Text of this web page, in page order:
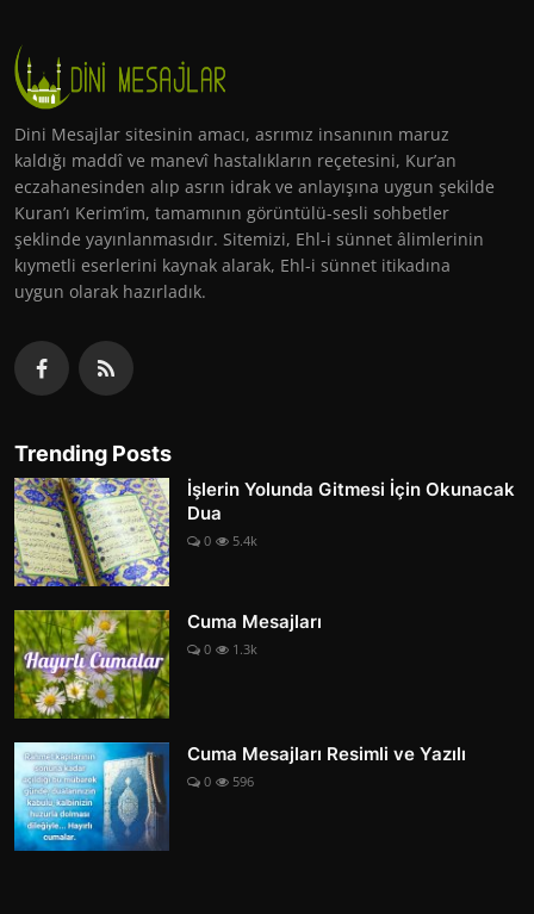
Dini Mesajlar sitesinin amacı, asrımız insanının maruz
kaldığı maddî ve manevî hastalıkların reçetesini, Kur’an
eczahanesinden alıp asrın idrak ve anlayışına uygun şekilde
Kuran’ı Kerim’im, tamamının görüntülü-sesli sohbetler
şeklinde yayınlanmasıdır. Sitemizi, Ehl-i sünnet âlimlerinin
kıymetli eserlerini kaynak alarak, Ehl-i sünnet itikadına
uygun olarak hazırladık.
Trending Posts
İşlerin Yolunda Gitmesi İçin Okunacak
Dua
0 5.4k
Cuma Mesajları
0 1.3k
Cuma Mesajları Resimli ve Yazılı
0 596